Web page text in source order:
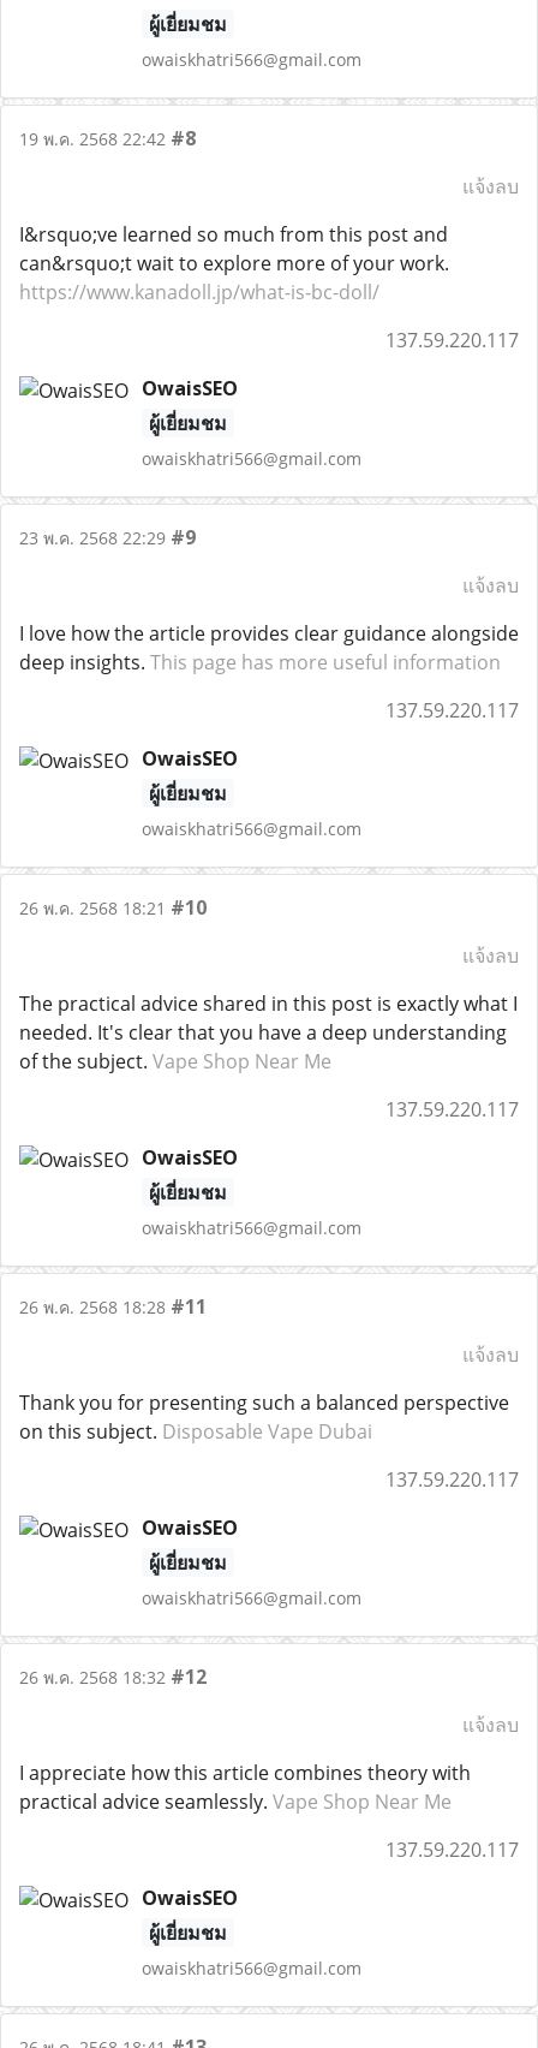
ผู้เยี่ยมชม
owaiskhatri566@gmail.com
19 พ.ค. 2568 22:42 #8
แจ้งลบ
I&rsquo;ve learned so much from this post and
can&rsquo;t wait to explore more of your work.
https://www.kanadoll.jp/what-is-bc-doll/
137.59.220.117
OwaisSEO
ผู้เยี่ยมชม
owaiskhatri566@gmail.com
23 พ.ค. 2568 22:29 #9
แจ้งลบ
I love how the article provides clear guidance alongside
deep insights. This page has more useful information
137.59.220.117
OwaisSEO
ผู้เยี่ยมชม
owaiskhatri566@gmail.com
26 พ.ค. 2568 18:21 #10
แจ้งลบ
The practical advice shared in this post is exactly what I
needed. It's clear that you have a deep understanding
of the subject. Vape Shop Near Me
137.59.220.117
OwaisSEO
ผู้เยี่ยมชม
owaiskhatri566@gmail.com
26 พ.ค. 2568 18:28 #11
แจ้งลบ
Thank you for presenting such a balanced perspective
on this subject. Disposable Vape Dubai
137.59.220.117
OwaisSEO
ผู้เยี่ยมชม
owaiskhatri566@gmail.com
26 พ.ค. 2568 18:32 #12
แจ้งลบ
I appreciate how this article combines theory with
practical advice seamlessly. Vape Shop Near Me
137.59.220.117
OwaisSEO
ผู้เยี่ยมชม
owaiskhatri566@gmail.com